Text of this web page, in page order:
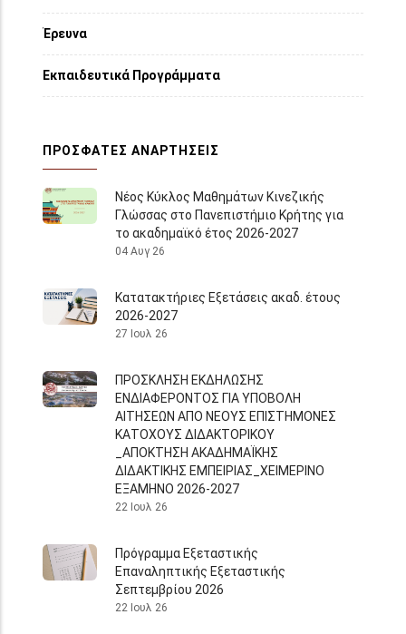
Έρευνα
Εκπαιδευτικά Προγράμματα
ΠΡΌΣΦΑΤΕΣ ΑΝΑΡΤΉΣΕΙΣ
Νέος Κύκλος Μαθημάτων Κινεζικής
Γλώσσας στο Πανεπιστήμιο Κρήτης για
το ακαδημαϊκό έτος 2026-2027
04 Αυγ 26
Κατατακτήριες Εξετάσεις ακαδ. έτους
2026-2027
27 Ιουλ 26
ΠΡΟΣΚΛΗΣΗ ΕΚΔΗΛΩΣΗΣ
ΕΝΔΙΑΦΕΡΟΝΤΟΣ ΓΙΑ ΥΠΟΒΟΛΗ
ΑΙΤΗΣΕΩΝ ΑΠΟ ΝΕΟΥΣ ΕΠΙΣΤΗΜΟΝΕΣ
ΚΑΤΟΧΟΥΣ ΔΙΔΑΚΤΟΡΙΚΟΥ
_ΑΠΟΚΤΗΣΗ ΑΚΑΔΗΜΑΪΚΗΣ
ΔΙΔΑΚΤΙΚΗΣ ΕΜΠΕΙΡΙΑΣ_ΧΕΙΜΕΡΙΝΟ
ΕΞΑΜΗΝΟ 2026-2027
22 Ιουλ 26
Πρόγραμμα Εξεταστικής
Επαναληπτικής Εξεταστικής
Σεπτεμβρίου 2026
22 Ιουλ 26